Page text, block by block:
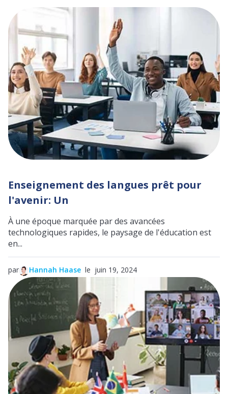
Enseignement des langues prêt pour
l'avenir: Un
À une époque marquée par des avancées
technologiques rapides, le paysage de l'éducation est
en...
par Hannah Haase le juin 19, 2024